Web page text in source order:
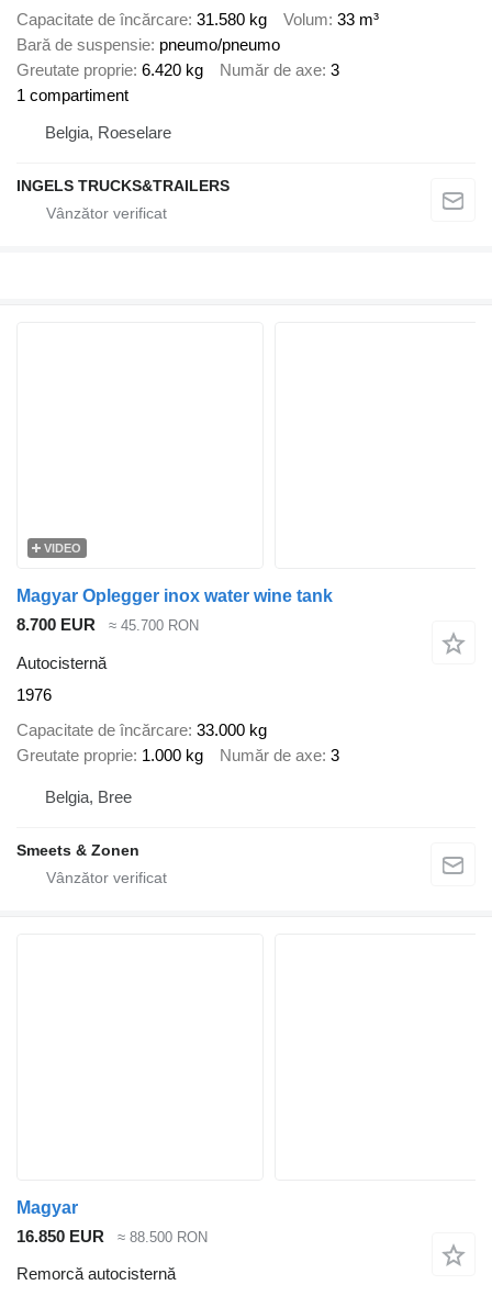
Capacitate de încărcare 31.580 kg Volum 33 m³
Bară de suspensie pneumo/pneumo
Greutate proprie 6.420 kg Număr de axe 3
1 compartiment
Belgia, Roeselare
INGELS TRUCKS&TRAILERS
VIDEO
Magyar Oplegger inox water wine tank
8.700 EUR
≈ 45.700 RON
Autocisternă
1976
Capacitate de încărcare 33.000 kg
Greutate proprie 1.000 kg Număr de axe 3
Belgia, Bree
Smeets & Zonen
Magyar
16.850 EUR
≈ 88.500 RON
Remorcă autocisternă